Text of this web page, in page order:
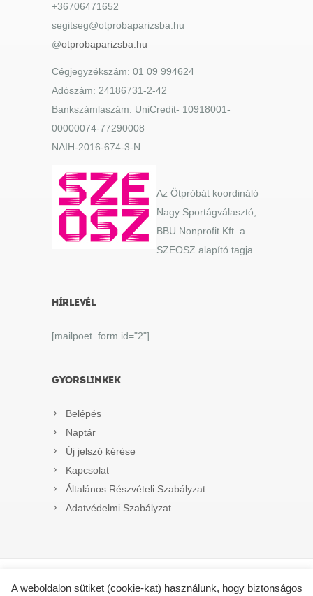
+36706471652
segitseg@otprobaparizsba.hu
@otprobaparizsba.hu
Cégjegyzékszám: 01 09 994624
Adószám: 24186731-2-42
Bankszámlaszám: UniCredit- 10918001-
00000074-77290008
NAIH-2016-674-3-N
Az Ötpróbát koordináló
Nagy Sportágválasztó,
BBU Nonprofit Kft. a
SZEOSZ alapító tagja.
HÍRLEVÉL
[mailpoet_form id="2"]
GYORSLINKEK
Belépés
Naptár
Új jelszó kérése
Kapcsolat
Általános Részvételi Szabályzat
Adatvédelmi Szabályzat
A weboldalon sütiket (cookie-kat) használunk, hogy biztonságos